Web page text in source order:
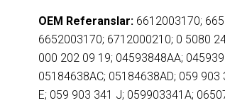
OEM Referanslar: 6612003170;
6652003170; 6712000210; 0 5080
000 202 09 19; 04593848AA;
05184638AC; 05184638AD; 059 903
E; 059 903 341 J; 059903341A;